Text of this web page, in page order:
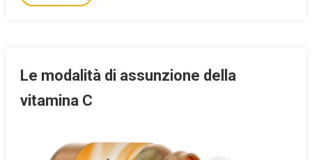
Le modalità di assunzione della
vitamina C